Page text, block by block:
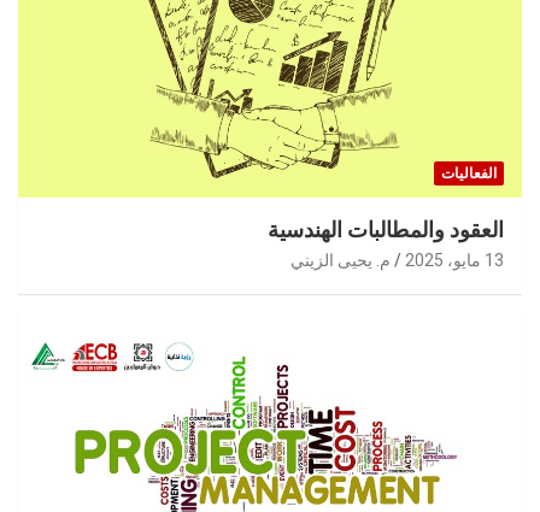
الفعاليات
العقود والمطالبات الهندسية
13 مايو، 2025 م. يحيى الزيني